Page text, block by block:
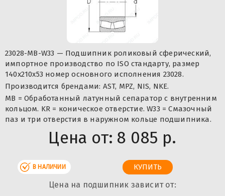
23028-MB-W33 — Подшипник роликовый сферический,
импортное производство по ISO стандарту, размер
140x210x53 номер основного исполнения 23028.
Производится брендами: AST, MPZ, NIS, NKE.
MB = Обработанный латунный сепаратор с внутренним
кольцом. KR = коническое отверстие. W33 = Смазочный
паз и три отверстия в наружном кольце подшипника.
Цена от: 8 085 р.
В НАЛИЧИИ
Цена на подшипник зависит от: